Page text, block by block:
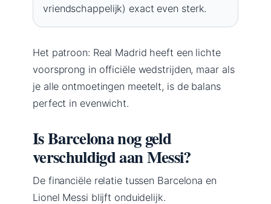
vriendschappelijk) exact even sterk.
Het patroon: Real Madrid heeft een lichte
voorsprong in officiële wedstrijden, maar als
je alle ontmoetingen meetelt, is de balans
perfect in evenwicht.
Is Barcelona nog geld
verschuldigd aan Messi?
De financiële relatie tussen Barcelona en
Lionel Messi blijft onduidelijk.